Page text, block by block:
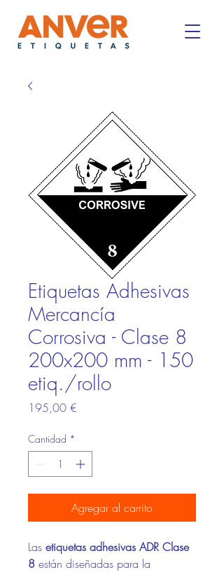
Etiquetas Adhesivas
Mercancía
Corrosiva - Clase 8
200x200 mm - 150
etiq./rollo
195,00 €
Cantidad *
Agregar al carrito
Las etiquetas adhesivas ADR Clase
8 están diseñadas para la